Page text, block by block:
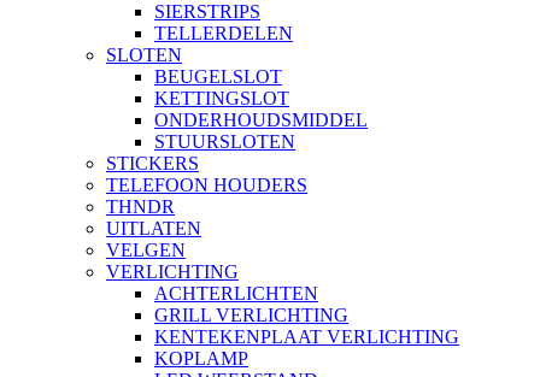
SIERSTRIPS
TELLERDELEN
SLOTEN
BEUGELSLOT
KETTINGSLOT
ONDERHOUDSMIDDEL
STUURSLOTEN
STICKERS
TELEFOON HOUDERS
THNDR
UITLATEN
VELGEN
VERLICHTING
ACHTERLICHTEN
GRILL VERLICHTING
KENTEKENPLAAT VERLICHTING
KOPLAMP